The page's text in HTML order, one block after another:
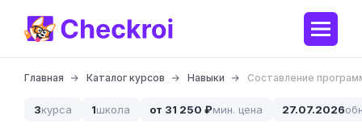
Главная Каталог курсов Навыки Составление
3курса 1школа от 31 250 ₽мин. цена 27.07.2026